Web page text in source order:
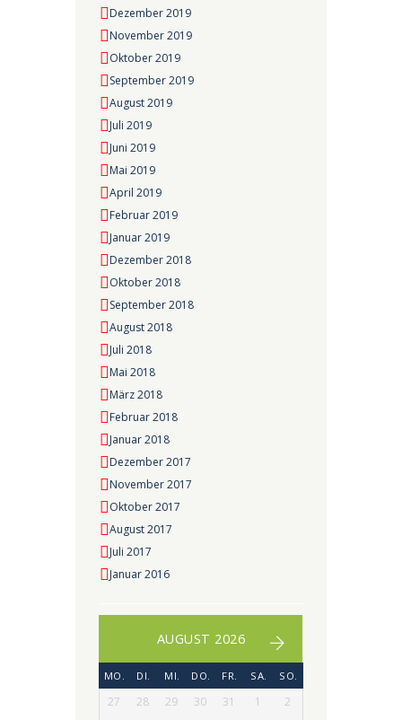
Dezember 2019
November 2019
Oktober 2019
September 2019
August 2019
Juli 2019
Juni 2019
Mai 2019
April 2019
Februar 2019
Januar 2019
Dezember 2018
Oktober 2018
September 2018
August 2018
Juli 2018
Mai 2018
März 2018
Februar 2018
Januar 2018
Dezember 2017
November 2017
Oktober 2017
August 2017
Juli 2017
Januar 2016
AUGUST 2026
MO. DI. MI. DO. FR. SA. SO.
27 28 29 30 31 1
2